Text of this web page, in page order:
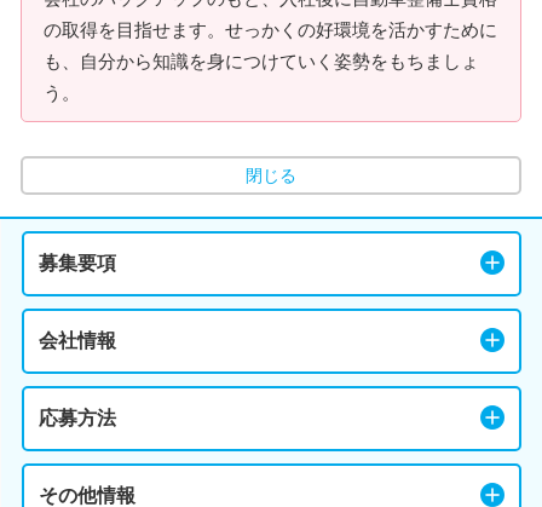
の取得を目指せます。せっかくの好環境を活かすために
も、自分から知識を身につけていく姿勢をもちましょ
う。
閉じる
募集要項
会社情報
応募方法
その他情報